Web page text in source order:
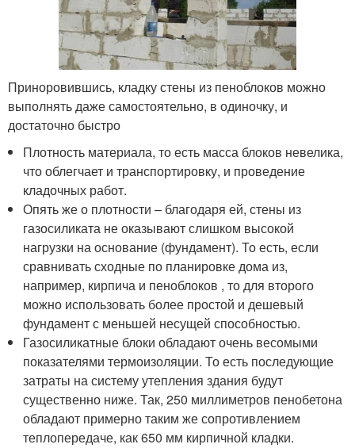
Приноровившись, кладку стены из пеноблоков можно
выполнять даже самостоятельно, в одиночку, и
достаточно быстро
Плотность материала, то есть масса блоков невелика,
что облегчает и транспортировку, и проведение
кладочных работ.
Опять же о плотности – благодаря ей, стены из
газосиликата не оказывают слишком высокой
нагрузки на основание (фундамент). То есть, если
сравнивать сходные по планировке дома из,
например, кирпича и пеноблоков , то для второго
можно использовать более простой и дешевый
фундамент с меньшей несущей способностью.
Газосиликатные блоки обладают очень весомыми
показателями термоизоляции. То есть последующие
затраты на систему утепления здания будут
существенно ниже. Так, 250 миллиметров пенобетона
обладают примерно таким же сопротивлением
теплопередаче, как 650 мм кирпичной кладки.